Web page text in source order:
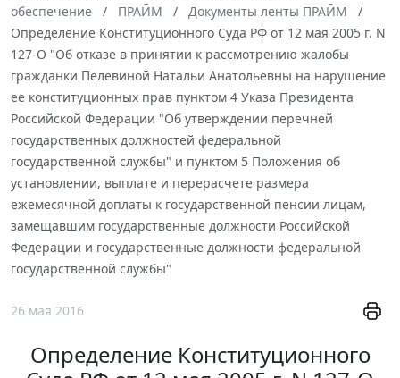
обеспечение
ПРАЙМ
Документы ленты ПРАЙМ
Определение Конституционного Суда РФ от 12 мая 2005 г. N
127-О "Об отказе в принятии к рассмотрению жалобы
гражданки Пелевиной Натальи Анатольевны на нарушение
ее конституционных прав пунктом 4 Указа Президента
Российской Федерации "Об утверждении перечней
государственных должностей федеральной
государственной службы" и пунктом 5 Положения об
установлении, выплате и перерасчете размера
ежемесячной доплаты к государственной пенсии лицам,
замещавшим государственные должности Российской
Федерации и государственные должности федеральной
государственной службы"
26 мая 2016
Определение Конституционного